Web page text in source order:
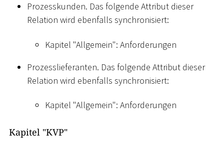
Prozesskunden. Das folgende Attribut dieser
Relation wird ebenfalls synchronisiert:
Kapitel "Allgemein": Anforderungen
Prozesslieferanten. Das folgende Attribut dieser
Relation wird ebenfalls synchronisiert:
Kapitel "Allgemein": Anforderungen
Kapitel "KVP"